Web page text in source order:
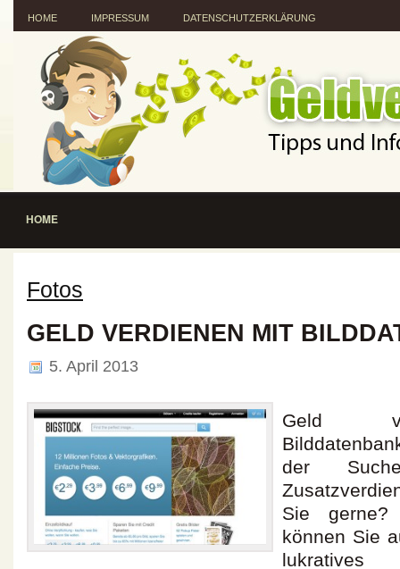
HOME IMPRESSUM DATENSCHUTZERKLÄRUNG
HOME
Fotos
GELD VERDIENEN MIT
5. April 2013
Geld
der
Sie gerne?
können Sie
lukratives